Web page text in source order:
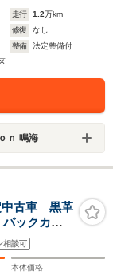
走行 1.2万km
修復
なし
整備
法定整備付
ｎ 鳴海
中古車 黒革
ックカメ
ヒーター
相談可
本体価格